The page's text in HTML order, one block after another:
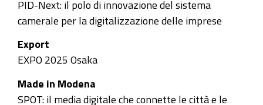
PID-Next: il polo di innovazione del sistema
camerale per la digitalizzazione delle imprese
Export
EXPO 2025 Osaka
Made in Modena
SPOT: il media digitale che connette le città e le